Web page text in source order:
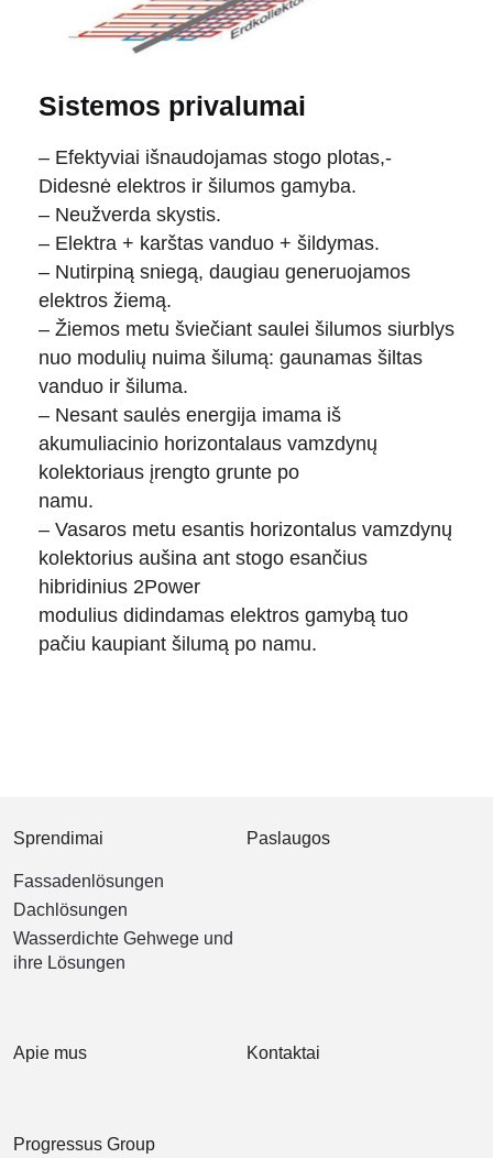
Sistemos privalumai
– Efektyviai išnaudojamas stogo plotas,-
Didesnė elektros ir šilumos gamyba.
– Neužverda skystis.
– Elektra + karštas vanduo + šildymas.
– Nutirpiną sniegą, daugiau generuojamos
elektros žiemą.
– Žiemos metu šviečiant saulei šilumos siurblys
nuo modulių nuima šilumą: gaunamas šiltas
vanduo ir šiluma.
– Nesant saulės energija imama iš
akumuliacinio horizontalaus vamzdynų
kolektoriaus įrengto grunte po
namu.
– Vasaros metu esantis horizontalus vamzdynų
kolektorius aušina ant stogo esančius
hibridinius 2Power
modulius didindamas elektros gamybą tuo
pačiu kaupiant šilumą po namu.
Sprendimai
Fassadenlösungen
Dachlösungen
Wasserdichte Gehwege und
ihre Lösungen
Paslaugos
Apie mus Kontaktai
Progressus Group